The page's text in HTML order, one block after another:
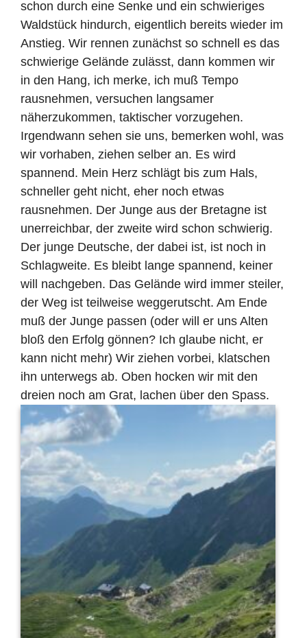
schon durch eine Senke und ein schwieriges
Waldstück hindurch, eigentlich bereits wieder im
Anstieg. Wir rennen zunächst so schnell es das
schwierige Gelände zulässt, dann kommen wir
in den Hang, ich merke, ich muß Tempo
rausnehmen, versuchen langsamer
näherzukommen, taktischer vorzugehen.
Irgendwann sehen sie uns, bemerken wohl, was
wir vorhaben, ziehen selber an. Es wird
spannend. Mein Herz schlägt bis zum Hals,
schneller geht nicht, eher noch etwas
rausnehmen. Der Junge aus der Bretagne ist
unerreichbar, der zweite wird schon schwierig.
Der junge Deutsche, der dabei ist, ist noch in
Schlagweite. Es bleibt lange spannend, keiner
will nachgeben. Das Gelände wird immer steiler,
der Weg ist teilweise weggerutscht. Am Ende
muß der Junge passen (oder will er uns Alten
bloß den Erfolg gönnen? Ich glaube nicht, er
kann nicht mehr) Wir ziehen vorbei, klatschen
ihn unterwegs ab. Oben hocken wir mit den
dreien noch am Grat, lachen über den Spass.